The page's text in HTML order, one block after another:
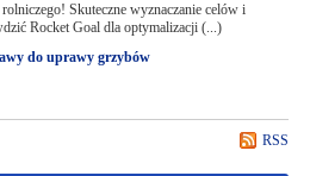
Skuteczne wyznaczanie celów i
Rocket Goal dla optymalizacji (...)
do uprawy grzybów
RSS